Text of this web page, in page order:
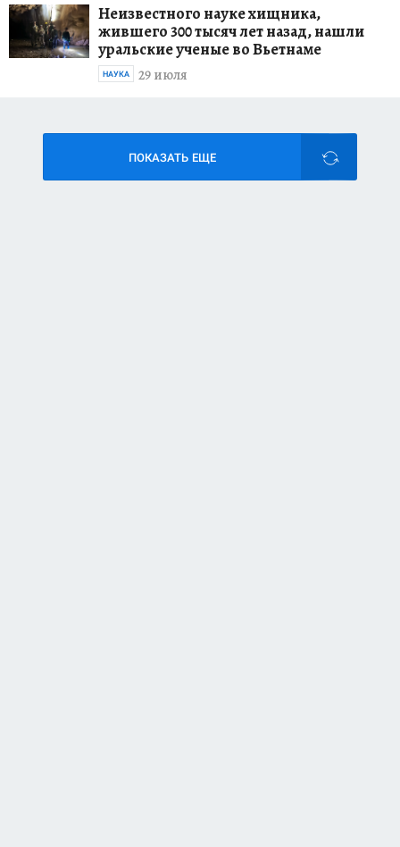
Неизвестного науке хищника,
жившего 300 тысяч лет назад, нашли
уральские ученые во Вьетнаме
29 июля
НАУКА
ПОКАЗАТЬ ЕЩЕ